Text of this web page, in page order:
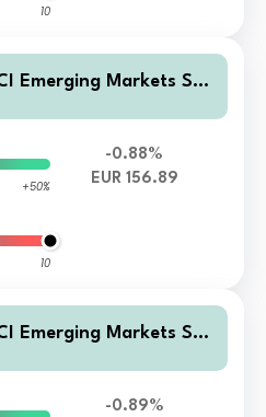
10
Emerging Markets SRI
+50%
10
-0.88%
EUR 156.89
Emerging Markets SRI
-0.89%